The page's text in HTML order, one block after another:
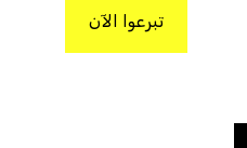
تبرعوا الآن